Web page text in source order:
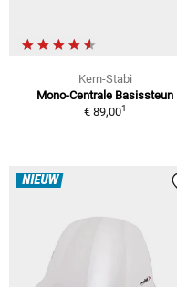
Kern-Stabi
Mono-Centrale Basissteun
€ 89,001
NIEUW